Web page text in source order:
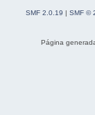
SMF 2.0.19 | SMF ©
Página